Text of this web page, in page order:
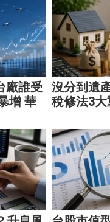
廠誰受
增 華
沒分到遺
稅修法3